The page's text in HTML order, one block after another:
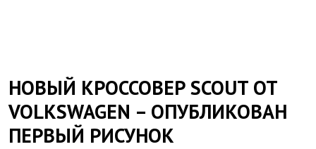
НОВЫЙ КРОССОВЕР SCOUT ОТ
VOLKSWAGEN – ОПУБЛИКОВАН
ПЕРВЫЙ РИСУНОК